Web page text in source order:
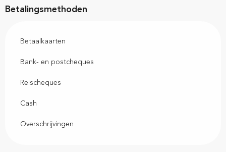
Betalingsmethoden
Betaalkaarten
Bank- en postcheques
Reischeques
Cash
Overschrijvingen